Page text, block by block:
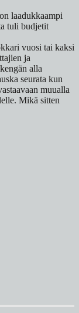
laadukkaampi
tuli budjetit
vuosi tai kaksi
ja
alla
seurata kun
muualla
Mikä sitten